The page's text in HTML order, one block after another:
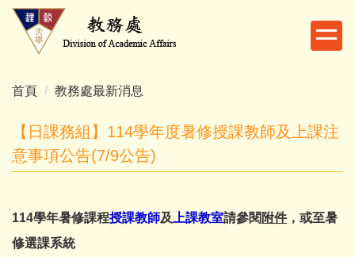
跳
內
首頁 教務處最新消息
【日課務組】114學年度暑修授課教師及上課注
意事項公告(7/9公告)
114學年暑修課程授課教師及 上課教室請參閱 附件，或至暑
修選課系統